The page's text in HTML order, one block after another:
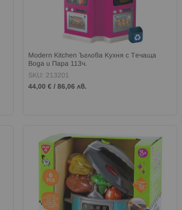
Modern Kitchen Ъглова Кухня с Течаща
Вода и Пара 113ч.
SKU: 213201
44,00 € /86,06 лв.